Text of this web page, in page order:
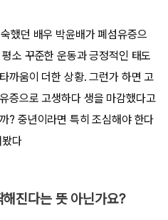
했던 배우 박윤배가 폐섬유증으
평소 꾸준한 운동과 긍정적인 태도
까움이 더한 상황.그런가 하면 고
증으로 고생하다 생을 마감했다고
? 중년이라면 특히 조심해야 한다
다
진다는 뜻 아닌가요?